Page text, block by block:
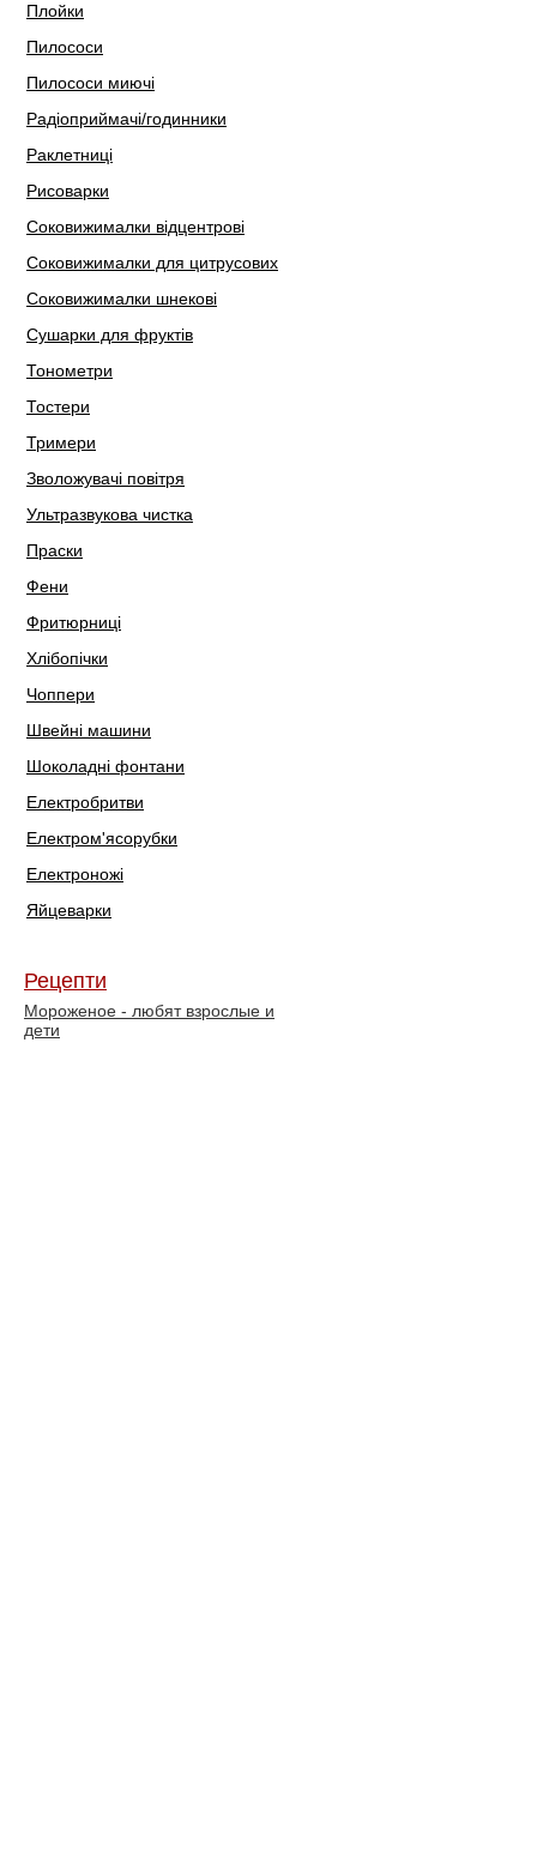
Плойки
Пилососи
Пилососи миючі
Радіоприймачі/годинники
Раклетниці
Рисоварки
Соковижималки відцентрові
Соковижималки для цитрусових
Соковижималки шнекові
Сушарки для фруктів
Тонометри
Тостери
Тримери
Зволожувачі повітря
Ультразвукова чистка
Праски
Фени
Фритюрниці
Хлібопічки
Чоппери
Швейні машини
Шоколадні фонтани
Електробритви
Електром'ясорубки
Електроножі
Яйцеварки
Рецепти
Мороженое - любят взрослые и
дети